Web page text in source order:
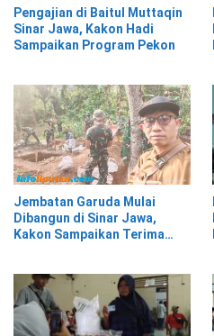
Pengajian di Baitul Muttaqin
Sinar Jawa, Kakon Hadi
Sampaikan Program Pekon
Jembatan Garuda Mulai
Dibangun di Sinar Jawa,
Kakon Sampaikan Terima